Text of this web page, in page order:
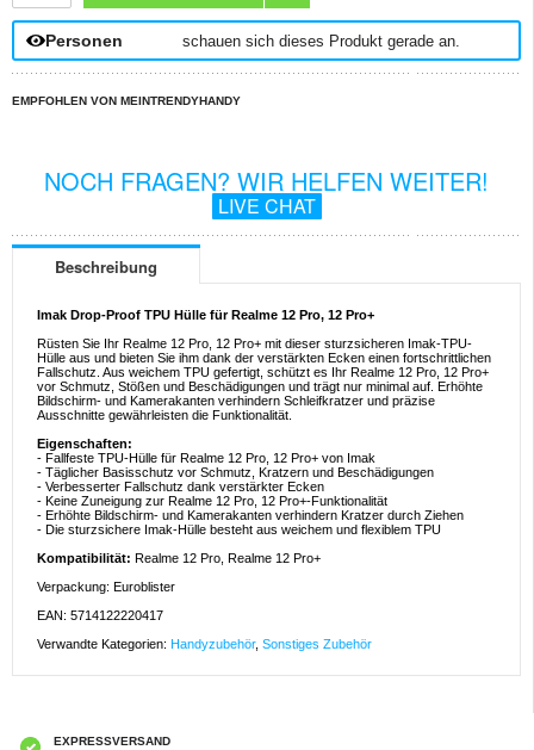
Personen schauen sich dieses Produkt gerade an.
EMPFOHLEN VON MEINTRENDYHANDY
NOCH FRAGEN? WIR HELFEN WEITER!
LIVE CHAT
Beschreibung
Imak Drop-Proof TPU Hülle für Realme 12 Pro, 12 Pro+
Rüsten Sie Ihr Realme 12 Pro, 12 Pro+ mit dieser sturzsicheren Imak-TPU-
Hülle aus und bieten Sie ihm dank der verstärkten Ecken einen fortschrittlichen
Fallschutz. Aus weichem TPU gefertigt, schützt es Ihr Realme 12 Pro, 12 Pro+
vor Schmutz, Stößen und Beschädigungen und trägt nur minimal auf. Erhöhte
Bildschirm- und Kamerakanten verhindern Schleifkratzer und präzise
Ausschnitte gewährleisten die Funktionalität.
Eigenschaften:
- Fallfeste TPU-Hülle für Realme 12 Pro, 12 Pro+ von Imak
- Täglicher Basisschutz vor Schmutz, Kratzern und Beschädigungen
- Verbesserter Fallschutz dank verstärkter Ecken
- Keine Zuneigung zur Realme 12 Pro, 12 Pro+-Funktionalität
- Erhöhte Bildschirm- und Kamerakanten verhindern Kratzer durch Ziehen
- Die sturzsichere Imak-Hülle besteht aus weichem und flexiblem TPU
Kompatibilität: Realme 12 Pro, Realme 12 Pro+
Verpackung: Euroblister
EAN: 5714122220417
Verwandte Kategorien: Handyzubehör, Sonstiges Zubehör
EXPRESSVERSAND